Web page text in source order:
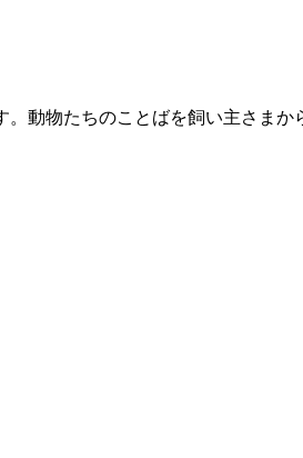
動物たちのことばを飼い主さまか